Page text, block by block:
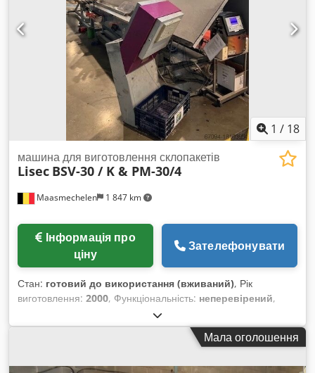
1 / 18
Maasmechelen 1 847 km
машина для виготовлення склопакетів
Lisec BSV-30 / K & PM-30/4
ціну
Зателефонувати
Стан: готовий до використання (вживаний), Рік
виготовлення: 2000, Функціональність: неперевірений,
номер машини/транспортного засобу:
згинання дистанційних рамок Lisec Crjdpfovktytsx Acmjf
Принтер для дистанційних рамок недоступнийМала оголошення